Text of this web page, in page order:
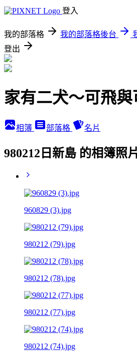
登入
我的部落格 我的部落格後台
登出
家有二犬～可飛與
相簿 部落格 名片
980212日新島 的相簿照片
960829 (3).jpg
980212 (79).jpg
980212 (78).jpg
980212 (77).jpg
980212 (74).jpg